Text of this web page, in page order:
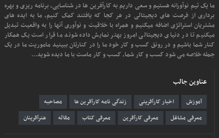
ما یک تیم نوآورانه هستیم و سعی داریم به کارآفرین ها در شناسایی، برنامه ریزی و بهره
برداری از فرصت های دیجیتالی در هر کجا که یافتند کمک کنیم، ما به ایده های
مشتریان استراتژی اضافه میکنیم و همراه با خلاقیت و نوآوری آنها را به واقعیت تبدیل
میکنیم تا در دنیای دیجیتالی امروز بهتر نمایش داده شوند ما قرار است یک همکار
کنار شما باشیم و در رونق کسب و کار خود ما را در کنارتان ببینید ماموریت ما در یک
جمله خلاصه می شود کسب و کار شما، کسب و کار ماست با ما دیده شوید...
عناوین جالب
آموزش اخبار کارآفرینی زندگی نامه کارآفرین ها
مصاحبه
معرفی مشاغل
معرفی کارآفرین معرفی کتاب مقاله هنرآفرینان